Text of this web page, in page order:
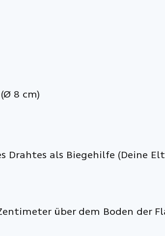
8 cm)
Drahtes als Biegehilfe (Deine
über dem Boden der